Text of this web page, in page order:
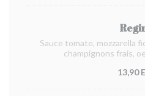
Sauce tomate, mozzarella
champignons frais,
13,90